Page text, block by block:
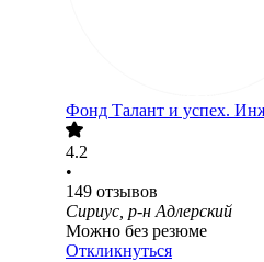
Фонд Талант и успех.
4.2
•
149 отзывов
Сириус, р-н Адлерский
Можно без резюме
Откликнуться